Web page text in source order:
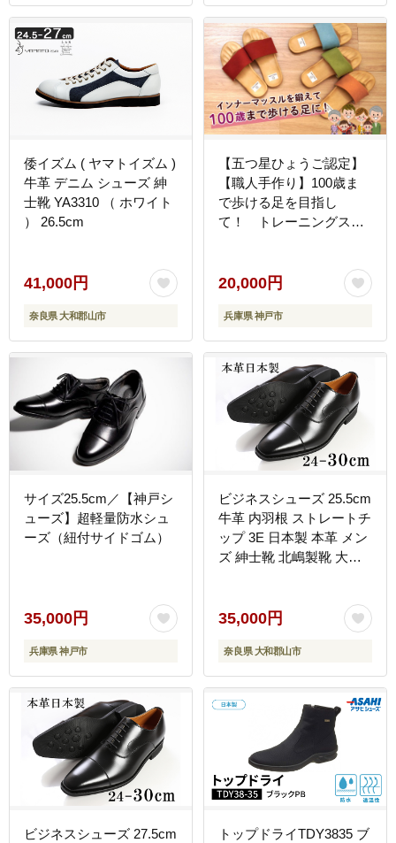
倭イズム ( ヤマトイズム )
牛革 デニム シューズ 紳
士靴 YA3310 （ ホワイト
） 26.5cm
41,000円
奈良県 大和郡山市
【五つ星ひょうご認定】
【職人手作り】100歳ま
で歩ける足を目指し
て！ トレーニングスリ
DRFT2（ネイビー）
20,000円
兵庫県 神戸市
サイズ25.5cm／【神戸シ
ューズ】超軽量防水シュ
ーズ（紐付サイドゴム）
35,000円
兵庫県 神戸市
ビジネスシューズ 25.5cm
牛革 内羽根 ストレートチ
ップ 3E 日本製 本革 メン
ズ 紳士靴 北嶋製靴 大和
礼装 ふるさと納税 国産
奈良県 高級 ギフト 贈り
物 成人式 革靴 品格 ノー
ブル クラシック BN002
35,000円
奈良県 大和郡山市
ビジネスシューズ 27.5cm
トップドライTDY3835 ブ